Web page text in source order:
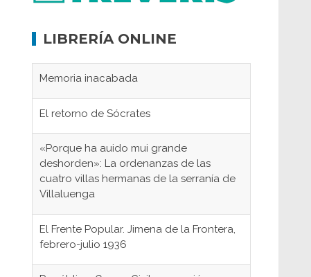
LIBRERÍA ONLINE
Memoria inacabada
El retorno de Sócrates
«Porque ha auido mui grande
deshorden»: La ordenanzas de las
cuatro villas hermanas de la serranía de
Villaluenga
El Frente Popular. Jimena de la Frontera,
febrero-julio 1936